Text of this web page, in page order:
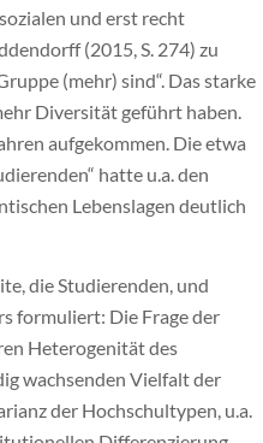
und erst recht
(2015, S. 274) zu
(mehr) sind“. Das starke
Diversität geführt haben.
aufgekommen. Die etwa
hatte u.a. den
Lebenslagen deutlich
die Studierenden, und
formuliert: Die Frage der
Heterogenität des
wachsenden Vielfalt der
der Hochschultypen, u.a.